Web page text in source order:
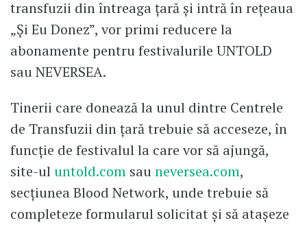
transfuzii din întreaga țară și intră în rețeaua
„Și Eu Donez”, vor primi reducere la
abonamente pentru festivalurile UNTOLD
sau NEVERSEA.
Tinerii care donează la unul dintre Centrele
de Transfuzii din țară trebuie să acceseze, în
funcție de festivalul la care vor să ajungă,
site-ul untold.com sauneversea.com,
secțiunea Blood Network, unde trebuie să
completeze formularul solicitat și să atașeze